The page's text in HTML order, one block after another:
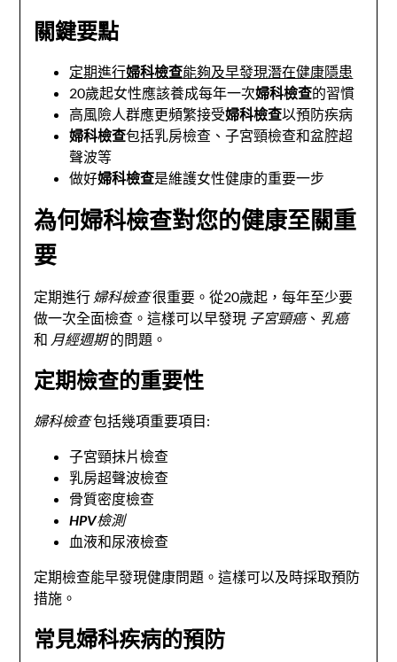
關鍵要點
定期進行婦科檢查能夠及早發現潛在健康隱患
20歲起女性應該養成每年一次婦科檢查的習慣
高風險人群應更頻繁接受婦科檢查以預防疾病
婦科檢查包括乳房檢查、子宮頸檢查和盆腔超
聲波等
做好婦科檢查是維護女性健康的重要一步
為何婦科檢查對您的健康至關重
要
定期進行 婦科檢查很重要。從20歲起，每年至少要
做一次全面檢查。這樣可以早發現 子宮頸癌、 乳癌
和 月經週期的問題。
定期檢查的重要性
婦科檢查包括幾項重要項目:
子宮頸抹片檢查
乳房超聲波檢查
骨質密度檢查
HPV檢測
血液和尿液檢查
定期檢查能早發現健康問題。這樣可以及時採取預防
措施。
常見婦科疾病的預防